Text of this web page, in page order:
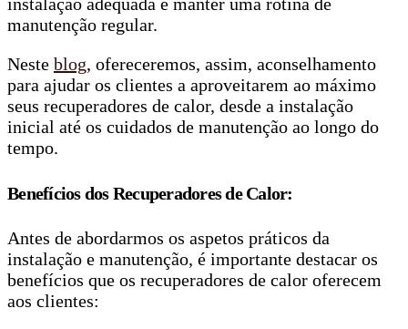
manutenção regular.
Neste blog, ofereceremos, assim, aconselhamento
para ajudar os clientes a aproveitarem ao máximo
seus recuperadores de calor, desde a instalação
inicial até os cuidados de manutenção ao longo do
tempo.
Benefícios dos Recuperadores de Calor:
Antes de abordarmos os aspetos práticos da
instalação e manutenção, é importante destacar os
benefícios que os recuperadores de calor oferecem
aos clientes: